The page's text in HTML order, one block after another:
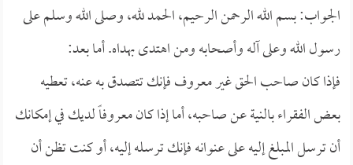
الجواب: بسم الله الرحمن الرحيم، الحمد لله، وصلى الله وسلم على
رسول الله وعلى آله وأصحابه ومن اهتدى بهداه. أما بعد:
فإذا كان صاحب الحق غير معروف فإنك تتصدق به عنه، تعطيه
بعض الفقراء بالنية عن صاحبه، أما إذا كان معروفاً لديك في إمكانك
أن ترسل المبلغ إليه على عنوانه فإنك ترسله إليه، أو كنت تظن أن